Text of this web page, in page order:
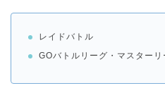
レイドバトル
GOバトルリーグ・マスターリ